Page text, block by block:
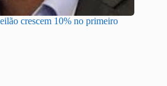
crescem 10% no primeiro